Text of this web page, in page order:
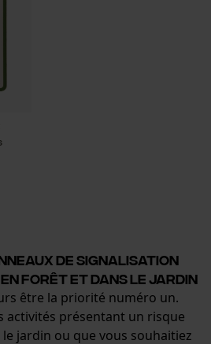
de signalisation
forêt et dans le jardin
être la priorité numéro un.
activités présentant un risque
jardin ou que vous souhaitiez